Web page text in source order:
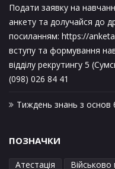
Подати заявку на
анкету та долучайся до
посиланням: https://
вступу та формування
відділу рекрутингу 5
(098) 026 84 41
Тиждень знань з основ
ПОЗНАЧКИ
Атестація Військово